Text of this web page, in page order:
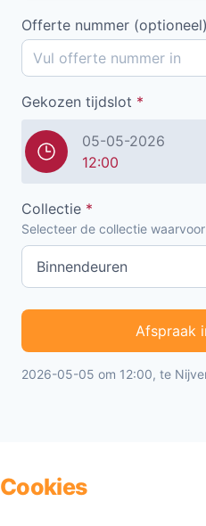
Offerte nummer (optioneel)
Gekozen tijdslot *
05-05-2026
12:00
Collectie *
Selecteer de collectie
Afspraak
2026-05-05 om 12:00, te
Cookies